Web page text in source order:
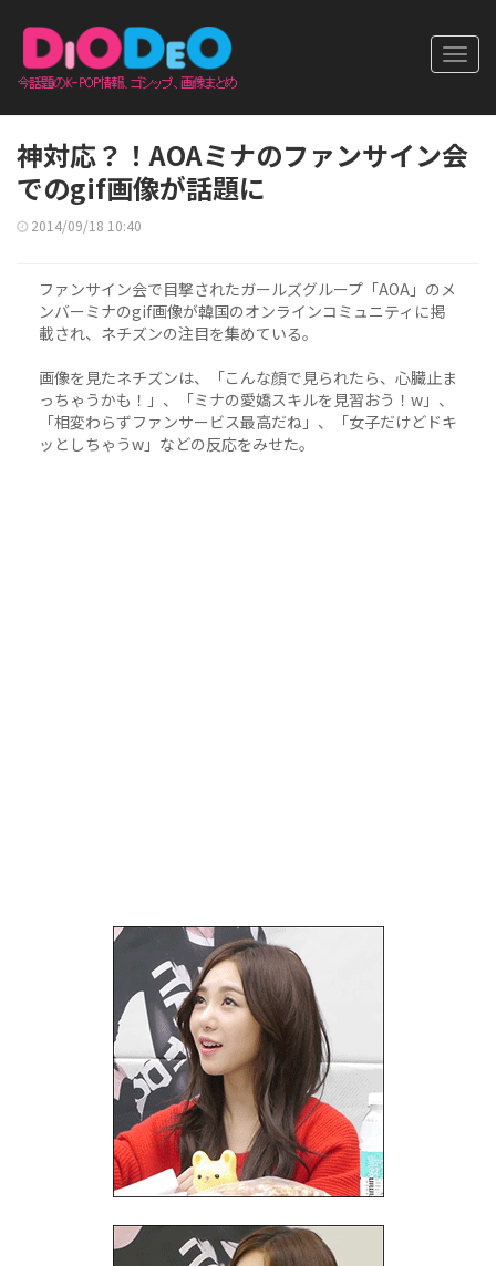
神対応？！AOAミナのファンサイン会
でのgif画像が話題に
2014/09/18 10:40
ファンサイン会で目撃されたガールズグループ「AOA」のメ
ンバーミナのgif画像が韓国のオンラインコミュニティに掲
載され、ネチズンの注目を集めている。
画像を見たネチズンは、「こんな顔で見られたら、心臓止ま
っちゃうかも！」、「ミナの愛嬌スキルを見習おう！w」、
「相変わらずファンサービス最高だね」、「女子だけどドキ
ッとしちゃうw」などの反応をみせた。